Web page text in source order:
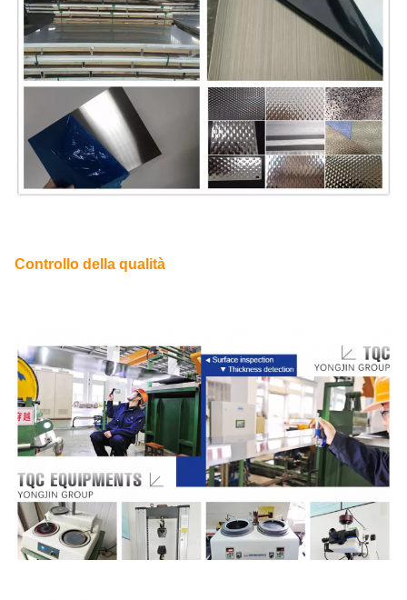
Controllo della qualità